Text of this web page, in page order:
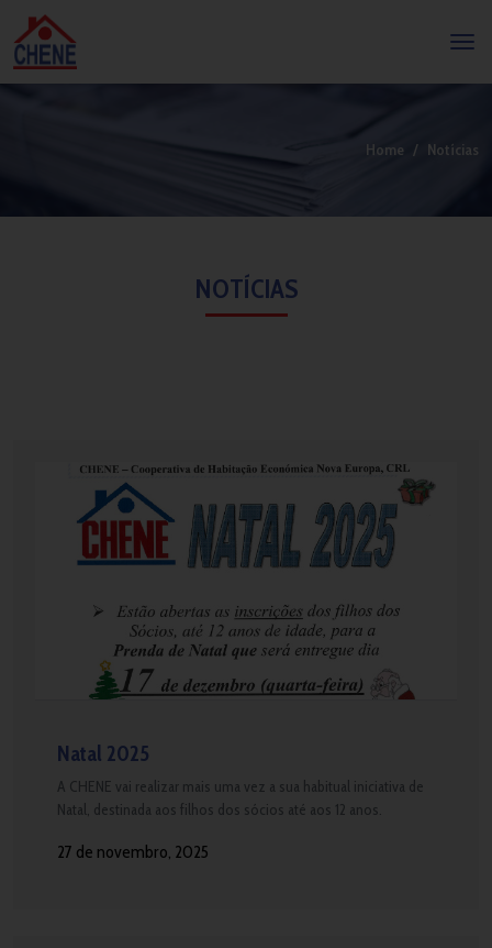
Home Notícias
NOTÍCIAS
Natal 2025
A CHENE vai realizar mais uma vez a sua habitual iniciativa de
Natal, destinada aos filhos dos sócios até aos 12 anos.
27 de novembro, 2025